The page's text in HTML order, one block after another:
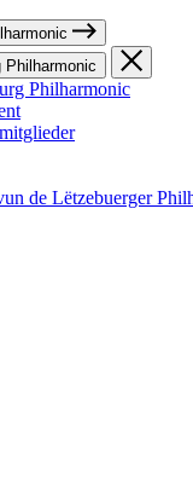
Philharmonic
Philharmonic
de Lëtzebuerger